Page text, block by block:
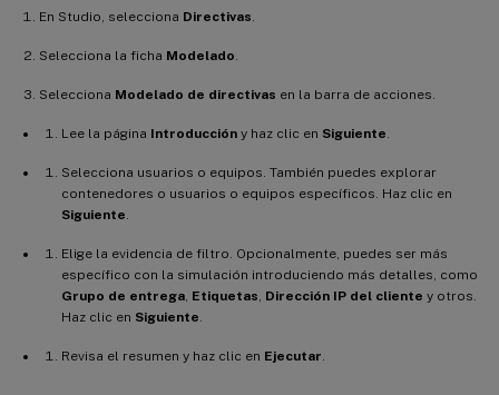
En Studio, selecciona Directivas
Selecciona la ficha Modelado
Selecciona Modelado de directivas en la barra de acciones.
Lee la página Introducción y haz clic en Siguiente
Selecciona usuarios o equipos. También puedes explorar
contenedores o usuarios o equipos específicos. Haz clic en
Siguiente
Elige la evidencia de filtro. Opcionalmente, puedes ser más
específico con la simulación introduciendo más detalles, como
Grupo de entrega Etiquetas Dirección IP del cliente y otros.
Haz clic en Siguiente
Revisa el resumen y haz clic en Ejecutar